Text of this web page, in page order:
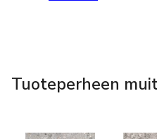
Tuoteperheen